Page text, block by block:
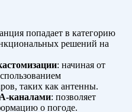
попадает в категорию
решений на
: начиная от
таких как антенны.
каналами: позволяет
о погоде.